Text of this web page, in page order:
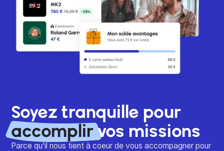
Soyez tranquille pour
accomplirvos missions
Parce qu’il nous tient à coeur de vous accompagner pour